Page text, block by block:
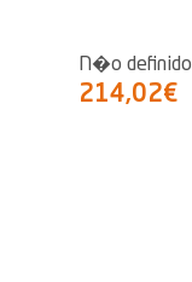
N�o definido
214,02€